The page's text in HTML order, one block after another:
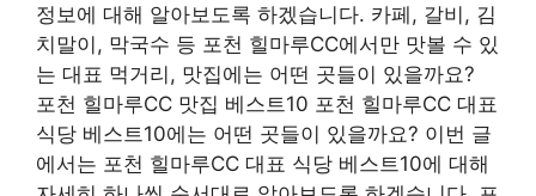
정보에 대해 알아보도록 하겠습니다. 카페, 갈비, 김
치말이, 막국수 등 포천 힐마루CC에서만 맛볼 수 있
는 대표 먹거리, 맛집에는 어떤 곳들이 있을까요?
포천 힐마루CC 맛집 베스트10 포천 힐마루CC 대표
식당 베스트10에는 어떤 곳들이 있을까요? 이번 글
에서는 포천 힐마루CC 대표 식당 베스트10에 대해